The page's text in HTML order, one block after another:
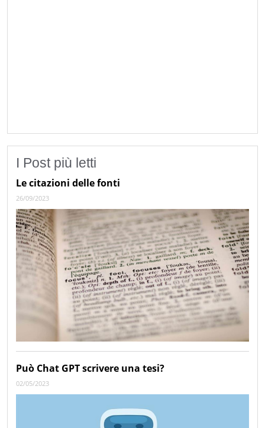
I Post più letti
Le citazioni delle fonti
26/09/2023
Può Chat GPT scrivere una tesi?
02/05/2023